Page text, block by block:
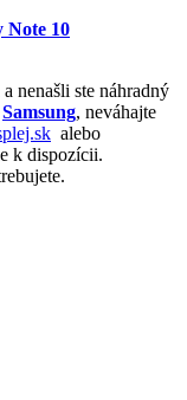
Note 10
nenašli ste náhradný
Samsung, neváhajte
alebo
k dispozícii.